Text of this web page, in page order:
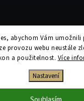
abychom Vám
provozu webu neustále
a použitelnost. Více
Nastavení
Tiskolino.cz. Všechna
Upravit nastavení
| DesignShoptak.cz